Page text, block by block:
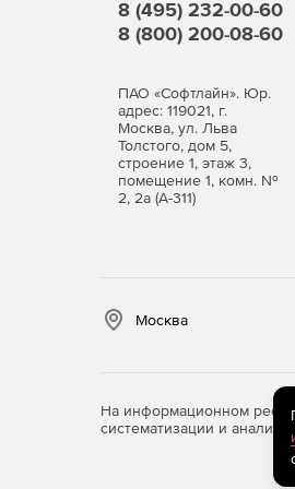
8 (495) 232-00-60
8 (800) 200-08-60
ПАО «Софтлайн». Юр.
адрес: 119021, г.
Москва, ул. Льва
Толстого, дом 5,
строение 1, этаж 3,
помещение 1, комн. №
2, 2а (А-311)
Москва
На информационном
систематизации и